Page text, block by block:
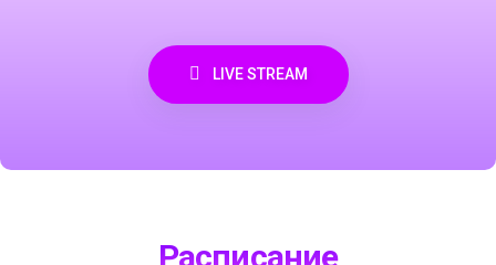
LIVE STREAM
Расписание